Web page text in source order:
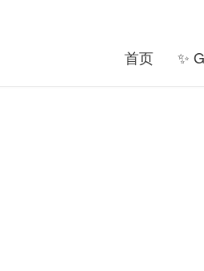
首页 ✨